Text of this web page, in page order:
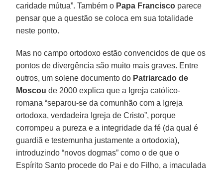
caridade mútua”. Também o Papa Francisco parece
pensar que a questão se coloca em sua totalidade
neste ponto.
Mas no campo ortodoxo estão convencidos de que os
pontos de divergência são muito mais graves. Entre
outros, um solene documento do Patriarcado de
Moscou de 2000 explica que a Igreja católico-
romana “separou-se da comunhão com a Igreja
ortodoxa, verdadeira Igreja de Cristo”, porque
corrompeu a pureza e a integridade da fé (da qual é
guardiã e testemunha justamente a ortodoxia),
introduzindo “novos dogmas” como o de que o
Espírito Santo procede do Pai e do Filho, a imaculada